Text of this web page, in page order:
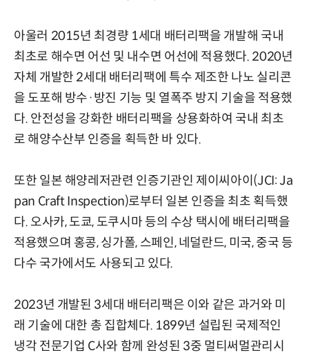
아울러 2015년 최경량 1세대 배터리팩을 개발해 국내
최초로 해수면 어선 및 내수면 어선에 적용했다. 2020년
자체 개발한 2세대 배터리팩에 특수 제조한 나노 실리콘
을 도포해 방수·방진 기능 및 열폭주 방지 기술을 적용했
다. 안전성을 강화한 배터리팩을 상용화하여 국내 최초
로 해양수산부 인증을 획득한 바 있다.
또한 일본 해양레저관련 인증기관인 제이씨아이(JCI: Ja
pan Craft Inspection)로부터 일본 인증을 최초 획득했
다. 오사카, 도쿄, 도쿠시마 등의 수상 택시에 배터리팩을
적용했으며 홍콩, 싱가폴, 스페인, 네덜란드, 미국, 중국 등
다수 국가에서도 사용되고 있다.
2023년 개발된 3세대 배터리팩은 이와 같은 과거와 미
래 기술에 대한 총 집합체다. 1899년 설립된 국제적인
냉각 전문기업 C사와 함께 완성된 3중 멀티써멀관리시